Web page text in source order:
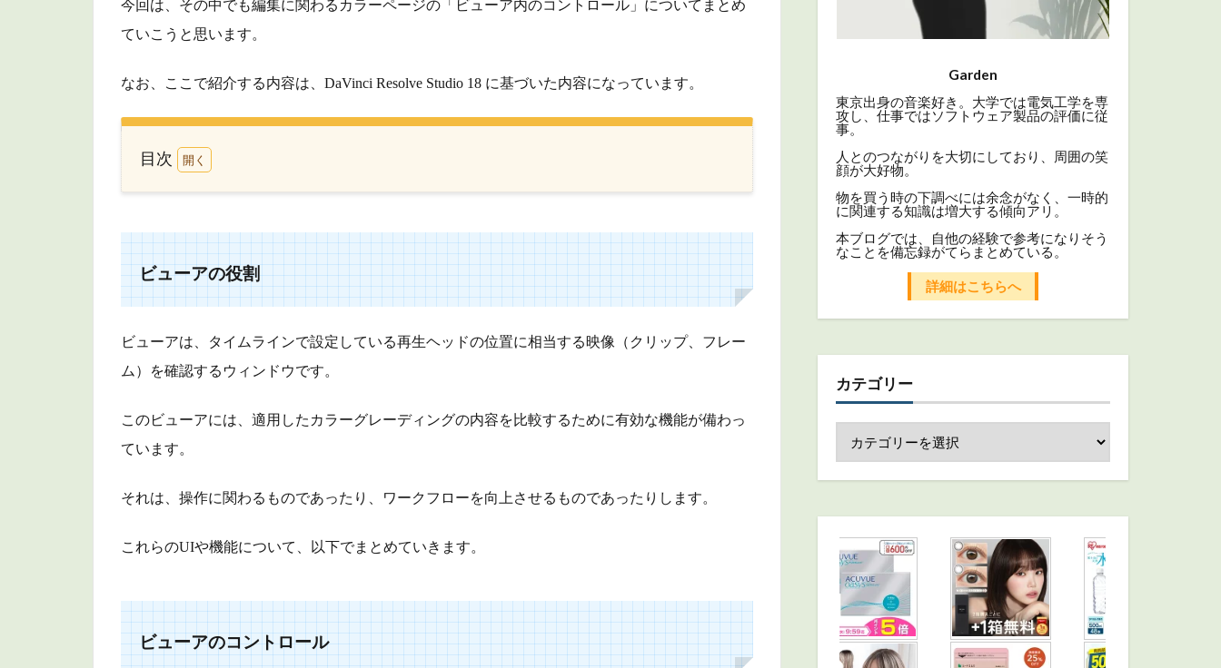
今回は、その中でも編集に関わるカラーページの「ビューア内のコントロール」についてまとめ
ていこうと思います。
なお、ここで紹介する内容は、DaVinci Resolve Studio 18 に基づいた内容になっています。
目次
ュ
ー
ア
の
2
ュ
ア
コ
ト
ロ
ル
3
補
ビューアの役割
ビューアは、タイムラインで設定している再生ヘッドの位置に相当する映像（クリップ、フレー
ム）を確認するウィンドウです。
このビューアには、適用したカラーグレーディングの内容を比較するために有効な機能が備わっ
ています。
それは、操作に関わるものであったり、ワークフローを向上させるものであったりします。
これらのUIや機能について、以下でまとめていきます。
ビューアのコントロール
Garden
東京出身の音楽好き。大学では電気工学を専
攻し、仕事ではソフトウェア製品の評価に従
事。
人とのつながりを大切にしており、周囲の笑
顔が大好物。
物を買う時の下調べには余念がなく、一時的
に関連する知識は増大する傾向アリ。
本ブログでは、自他の経験で参考になりそう
なことを備忘録がてらまとめている。
詳細はこちらへ
カテゴリー